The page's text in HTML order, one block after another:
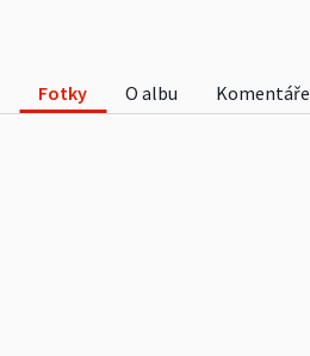
Fotky O albu Komentáře